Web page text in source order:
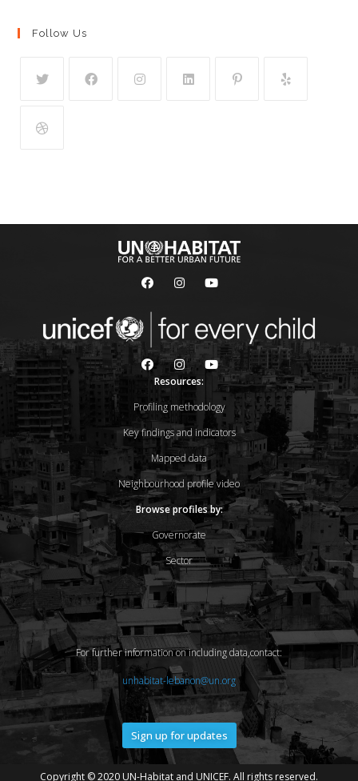
Follow Us
Resources:
Profiling methodology
Key findings and indicators
Mapped data
Neighbourhood profile video
Browse profiles by:
Governorate
Sector
For further information on including data,contact:
unhabitat-lebanon@un.org
Sign up for updates
Copyright © 2020 UN-Habitat and UNICEF. All rights reserved.